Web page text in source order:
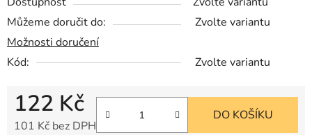
Můžeme doručit do:
Zvolte variantu
Možnosti doručení
Kód:
Zvolte variantu
122 Kč
101 Kč bez DPH
DO KOŠÍKU